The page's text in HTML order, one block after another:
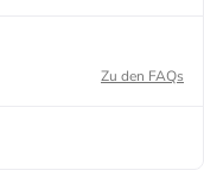
Zu den FAQs